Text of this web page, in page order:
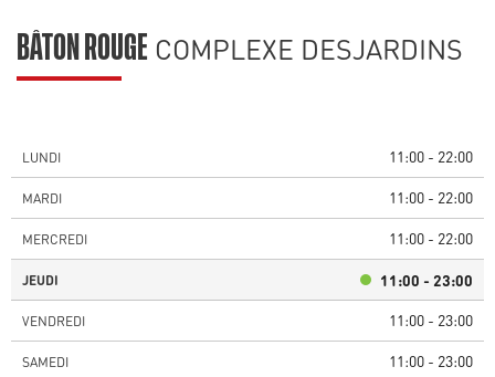
BÂTON ROUGE COMPLEXE DESJARDINS
LUNDI 11:00 - 22:00
MARDI 11:00 - 22:00
MERCREDI 11:00 - 22:00
JEUDI 11:00 - 23:00
VENDREDI 11:00 - 23:00
SAMEDI 11:00 - 23:00